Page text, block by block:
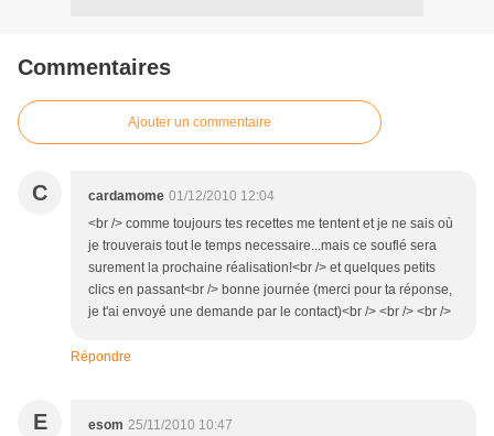
Commentaires
Ajouter un commentaire
C cardamome 01/12/2010 12:04
<br /> comme toujours tes recettes me tentent et je ne sais où
je trouverais tout le temps necessaire...mais ce souflé sera
surement la prochaine réalisation!<br /> et quelques petits
clics en passant<br /> bonne journée (merci pour ta réponse,
je t'ai envoyé une demande par le contact)<br /> <br /> <br />
Répondre
E esom 25/11/2010 10:47